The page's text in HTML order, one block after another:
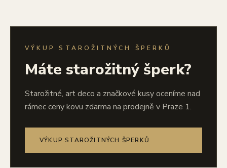
VÝKUP STAROŽITNÝCH ŠPERKŮ
Máte starožitný šperk?
Starožitné, art deco a značkové kusy oceníme nad
rámec ceny kovu zdarma na prodejně v Praze 1.
VÝKUP STAROŽITNÝCH ŠPERKŮ